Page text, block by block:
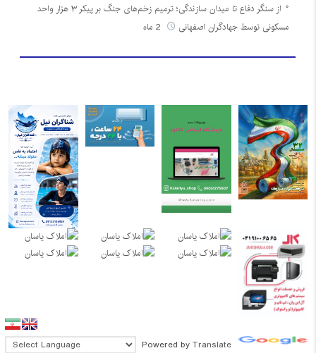
از سنگر دفاع تا میدان سازندگی؛ ترمیم زخم‌های جنگ بر پیکر ۳ هزار واحد
مسکونی توسط جهادگران اصفهانی
Powered by Translate